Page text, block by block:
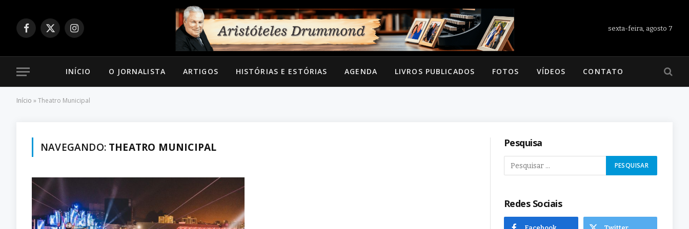
Facebook
X
Instagram
sexta-feira, agosto 7
INÍCIO O JORNALISTA ARTIGOS HISTÓRIAS E ESTÓRIAS AGENDA LIVROS PUBLICADOS FOTOS VÍDEOS CONTATO
Início »Theatro Municipal
NAVEGANDO: THEATRO MUNICIPAL Pesquisa
Redes Sociais